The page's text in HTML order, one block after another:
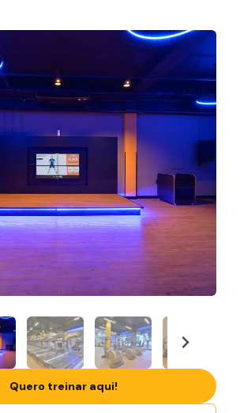
Quero treinar aqui!